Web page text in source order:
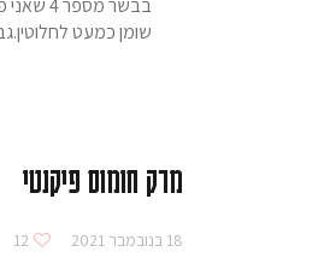
בבשר
שומן כמעט
מרק חומוס פיקנטי
18 בנובמבר 2021 12